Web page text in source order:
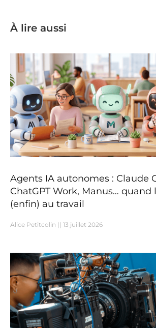
À lire aussi
Agents IA autonomes : Claude
ChatGPT Work, Manus… quand
(enfin) au travail
Alice Petitcolin 13 juillet 2026